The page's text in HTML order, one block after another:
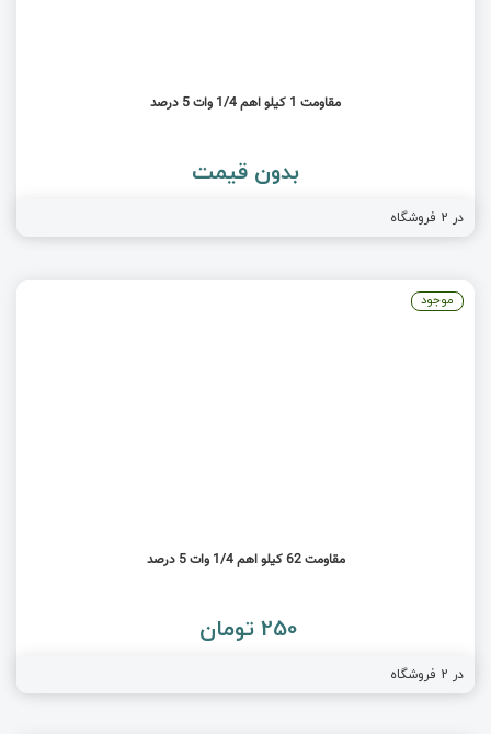
مقاومت 1 کیلو اهم 1/4 وات 5 درصد
بدون قیمت
در 2 فروشگاه
مقاومت 62 کیلو اهم 1/4 وات 5 درصد
250 تومان
در 2 فروشگاه
موجود